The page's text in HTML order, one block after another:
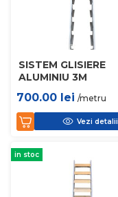
SISTEM GLISIERE
ALUMINIU 3M
700.00 lei /metru
Vezi detalii
in stoc